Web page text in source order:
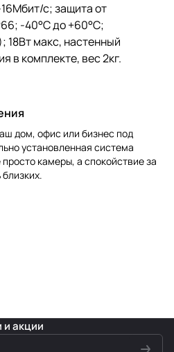
с; защита от
-40°C до +60°C;
18Вт макс, настенный
в комплекте, вес 2кг.
дом, офис или бизнес под
установленная система
камеры, а спокойствие за
и акции